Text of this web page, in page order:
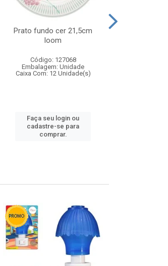
Prato fundo cer 21,5cm
loom
Código: 127068
Embalagem: Unidade
Caixa Com: 12 Unidade(s)
Faça seu login ou
cadastre-se para
comprar.